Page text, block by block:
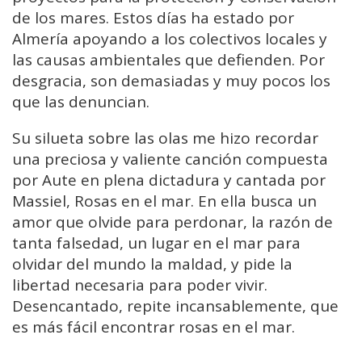
de los mares. Estos días ha estado por
Almería apoyando a los colectivos locales y
las causas ambientales que defienden. Por
desgracia, son demasiadas y muy pocos los
que las denuncian.
Su silueta sobre las olas me hizo recordar
una preciosa y valiente canción compuesta
por Aute en plena dictadura y cantada por
Massiel, Rosas en el mar. En ella busca un
amor que olvide para perdonar, la razón de
tanta falsedad, un lugar en el mar para
olvidar del mundo la maldad, y pide la
libertad necesaria para poder vivir.
Desencantado, repite incansablemente, que
es más fácil encontrar rosas en el mar.